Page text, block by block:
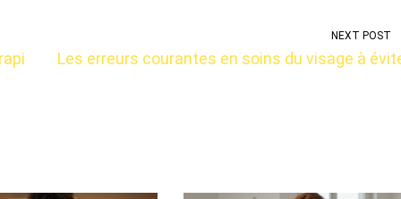
NEXT POST
Les erreurs courantes en soins du visage à